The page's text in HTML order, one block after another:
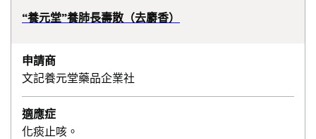
“養元堂”養肺長壽散（去麝香）
申請商
文記養元堂藥品企業社
適應症
化痰止咳。